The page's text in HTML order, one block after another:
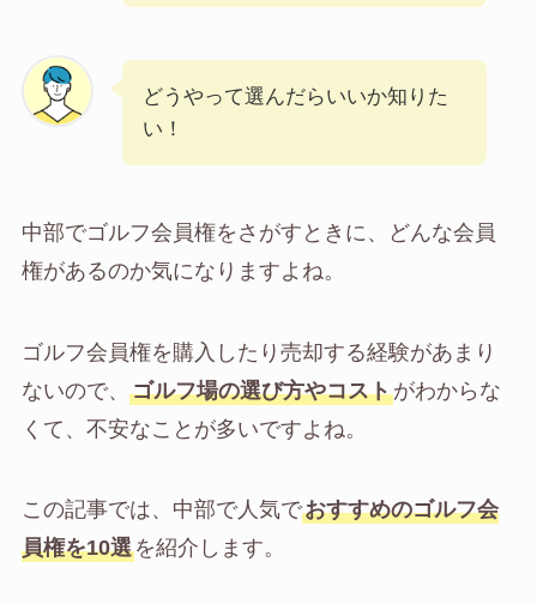
どうやって選んだらいいか知りた
い！
中部でゴルフ会員権をさがすときに、どんな会員
権があるのか気になりますよね。
ゴルフ会員権を購入したり売却する経験があまり
ないので、 ゴルフ場の選び方やコストがわからな
くて、不安なことが多いですよね。
この記事では、中部で人気でおすすめのゴルフ会
員権を10選を紹介します。